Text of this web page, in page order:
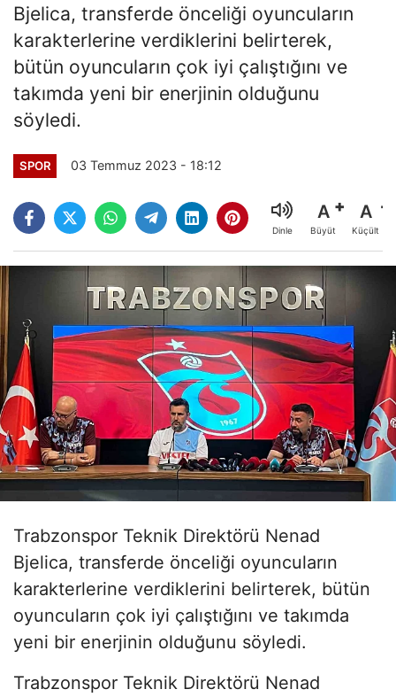
Bjelica, transferde önceliği oyuncuların
karakterlerine verdiklerini belirterek,
bütün oyuncuların çok iyi çalıştığını ve
takımda yeni bir enerjinin olduğunu
söyledi.
SPOR 03 Temmuz 2023 - 18:12
Dinle
A
Büyüt
A
Küçült
Trabzonspor Teknik Direktörü Nenad
Bjelica, transferde önceliği oyuncuların
karakterlerine verdiklerini belirterek, bütün
oyuncuların çok iyi çalıştığını ve takımda
yeni bir enerjinin olduğunu söyledi.
Trabzonspor Teknik Direktörü Nenad